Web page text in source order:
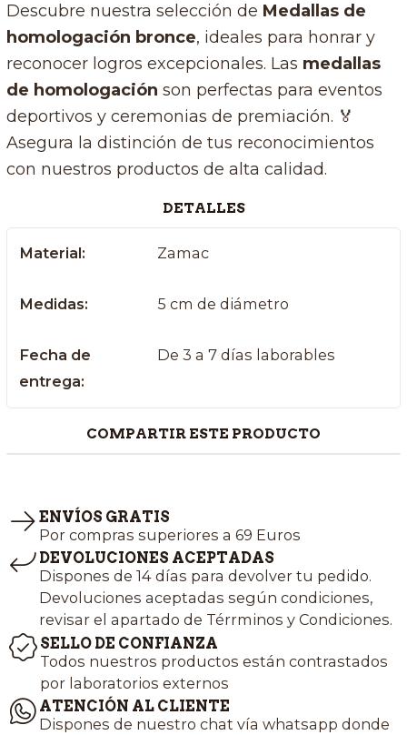
Descubre nuestra selección de Medallas de
homologación bronce, ideales para honrar y
reconocer logros excepcionales. Las medallas
de homologación son perfectas para eventos
deportivos y ceremonias de premiación. 🏅
Asegura la distinción de tus reconocimientos
con nuestros productos de alta calidad.
DETALLES
Material: Zamac
Medidas: 5 cm de diámetro
Fecha de
entrega:
De 3 a 7 días laborables
COMPARTIR ESTE PRODUCTO
ENVÍOS GRATIS
Por compras superiores a 69 Euros
DEVOLUCIONES ACEPTADAS
Dispones de 14 días para devolver tu pedido.
Devoluciones aceptadas según condiciones,
revisar el apartado de Térrminos y Condiciones.
SELLO DE CONFIANZA
Todos nuestros productos están contrastados
por laboratorios externos
ATENCIÓN AL CLIENTE
Dispones de nuestro chat vía whatsapp donde